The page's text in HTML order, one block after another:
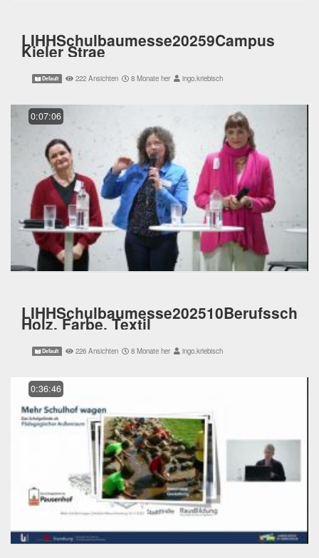
LIHHSchulbaumesse20259Campus
Kieler Strae
Default 222 Ansichten 8 Monate her ingo.kriebisch
0:07:06
LIHHSchulbaumesse202510Berufsschule
Holz, Farbe, Textil
Default 226 Ansichten 8 Monate her ingo.kriebisch
0:36:46